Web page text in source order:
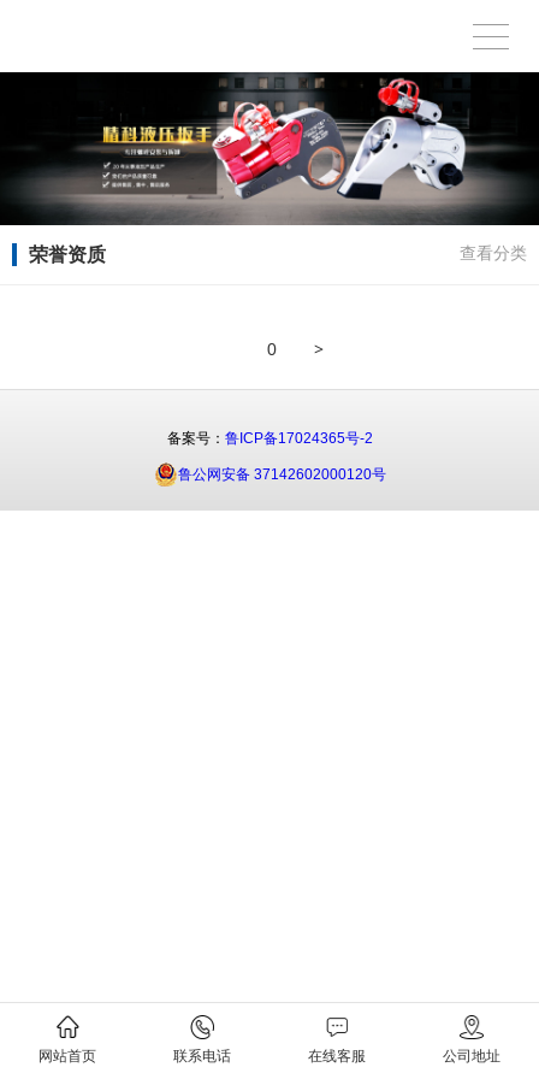
荣誉资质 查看分类
0 >
网站首页 联系电话 在线客服 公司地址
备案号： 鲁ICP备17024365号-2
鲁公网安备 37142602000120号